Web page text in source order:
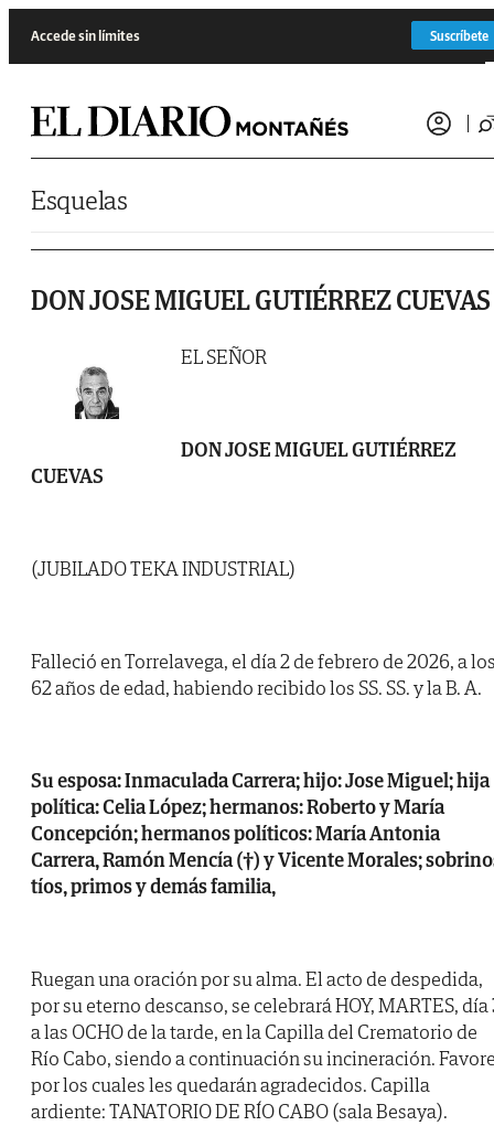
Accede sin límites Suscríbete
Esquelas
DON JOSE MIGUEL GUTIÉRREZ CUEVAS
EL SEÑOR
DON JOSE MIGUEL GUTIÉRREZ
CUEVAS
(JUBILADO TEKA INDUSTRIAL)
Falleció en Torrelavega, el día 2 de febrero de 2026, a
62 años de edad, habiendo recibido los SS. SS. y la B. A.
Su esposa: Inmaculada Carrera; hijo: Jose Miguel; hija
política: Celia López; hermanos: Roberto y María
Concepción; hermanos políticos: María Antonia
Carrera, Ramón Mencía (†) y Vicente Morales;
tíos, primos y demás familia,
Ruegan una oración por su alma. El acto de despedida,
por su eterno descanso, se celebrará HOY, MARTES, día
a las OCHO de la tarde, en la Capilla del Crematorio de
Río Cabo, siendo a continuación su incineración.
por los cuales les quedarán agradecidos. Capilla
ardiente: TANATORIO DE RÍO CABO (sala Besaya).